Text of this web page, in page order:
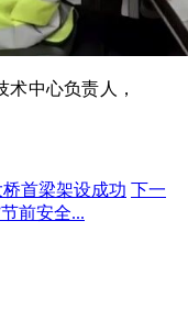
中心负责人，
首梁架设成功 下一
前安全...